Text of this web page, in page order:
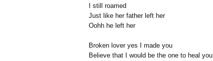
I still roamed
Just like her father left her
Oohh he left her
Broken lover yes I made you
Believe that I would be the one to heal you